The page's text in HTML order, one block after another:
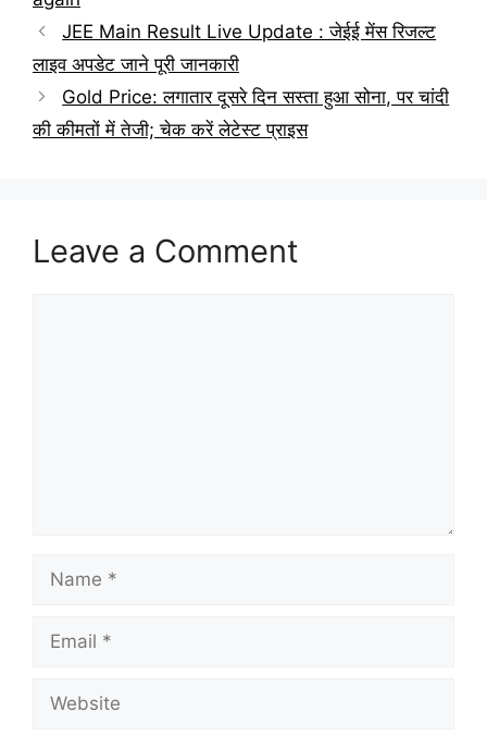
JEE Main Result Live Update : जेईई मेंस रिजल्ट
लाइव अपडेट जाने पूरी जानकारी
Gold Price: लगातार दूसरे दिन सस्ता हुआ सोना, पर चांदी
की कीमतों में तेजी; चेक करें लेटेस्ट प्राइस
Leave a Comment
Name
Email
Website